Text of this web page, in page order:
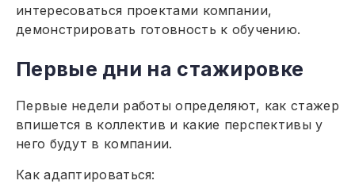
интересоваться проектами компании,
демонстрировать готовность к обучению.
Первые дни на стажировке
Первые недели работы определяют, как стажер
впишется в коллектив и какие перспективы у
него будут в компании.
Как адаптироваться: